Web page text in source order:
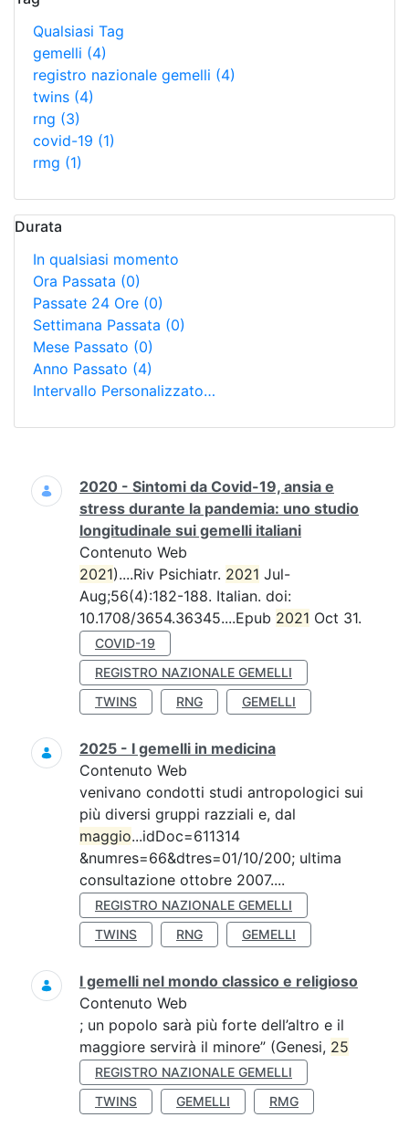
Qualsiasi Tag
gemelli (4)
registro nazionale gemelli (4)
twins (4)
rng (3)
covid-19 (1)
rmg (1)
Durata
In qualsiasi momento
Ora Passata (0)
Passate 24 Ore (0)
Settimana Passata (0)
Mese Passato (0)
Anno Passato (4)
Intervallo Personalizzato…
Ricerca
2020 - Sintomi da Covid-19, ansia e
stress durante la pandemia: uno studio
longitudinale sui gemelli italiani
Contenuto Web
2021)....Riv Psichiatr. 2021 Jul-
Aug;56(4):182-188. Italian. doi:
10.1708/3654.36345....Epub 2021 Oct 31.
COVID-19
REGISTRO NAZIONALE GEMELLI
TWINS
RNG GEMELLI
2025 - I gemelli in medicina
Contenuto Web
venivano condotti studi antropologici sui
più diversi gruppi razziali e, dal
maggio...idDoc=611314
&numres=66&dtres=01/10/200; ultima
consultazione ottobre 2007....
REGISTRO NAZIONALE GEMELLI
TWINS
RNG GEMELLI
I gemelli nel mondo classico e religioso
Contenuto Web
; un popolo sarà più forte dell’altro e il
maggiore servirà il minore” (Genesi, 25
REGISTRO NAZIONALE GEMELLI
TWINS
GEMELLI RMG